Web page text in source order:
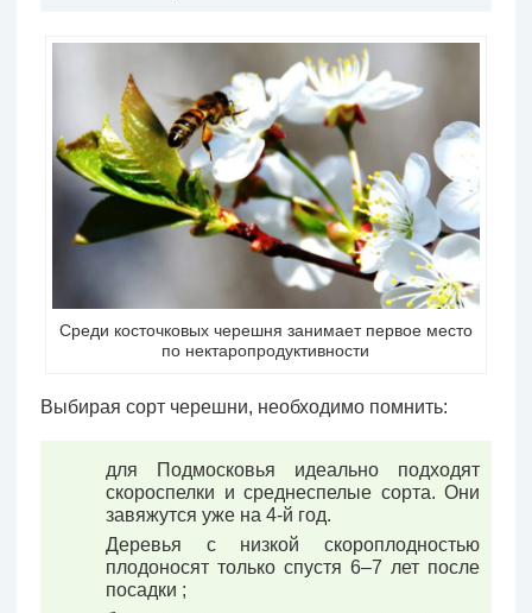
Среди косточковых черешня занимает первое место
по нектаропродуктивности
Выбирая сорт черешни, необходимо помнить:
для Подмосковья идеально подходят
скороспелки и среднеспелые сорта. Они
завяжутся уже на 4-й год.
Деревья с низкой скороплодностью
плодоносят только спустя 6–7 лет после
посадки ;